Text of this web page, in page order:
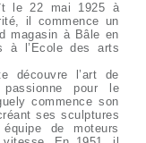
le 22 mai 1925 à
il commence un
magasin à Bâle en
à l’Ecole des arts
découvre l’art de
pour le
commence son
ses sculptures
de moteurs